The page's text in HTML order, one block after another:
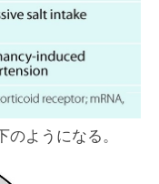
ようになる。